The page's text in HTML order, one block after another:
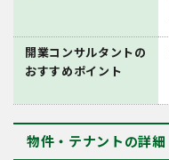
開業コンサルタントの
おすすめポイント
物件・テナントの詳細